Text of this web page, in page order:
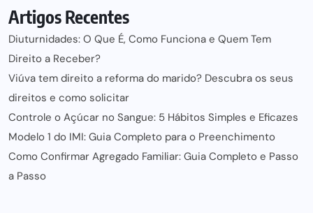
Artigos Recentes
Diuturnidades: O Que É, Como Funciona e Quem Tem
Direito a Receber?
Viúva tem direito a reforma do marido? Descubra os seus
direitos e como solicitar
Controle o Açúcar no Sangue: 5 Hábitos Simples e Eficazes
Modelo 1 do IMI: Guia Completo para o Preenchimento
Como Confirmar Agregado Familiar: Guia Completo e Passo
a Passo